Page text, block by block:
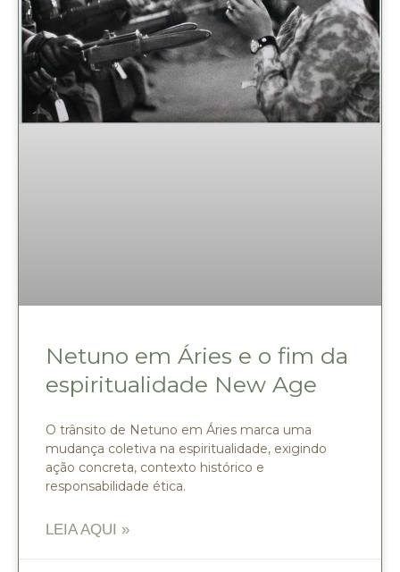
Netuno em Áries e o fim da
espiritualidade New Age
O trânsito de Netuno em Áries marca uma
mudança coletiva na espiritualidade, exigindo
ação concreta, contexto histórico e
responsabilidade ética.
LEIA AQUI »